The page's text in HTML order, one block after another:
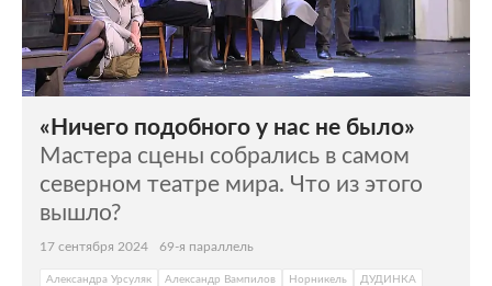
«Ничего подобного у нас не было»
Мастера сцены собрались в самом
северном театре мира. Что из этого
вышло?
17 сентября 2024 69-я параллель
Александра Урсуляк Александр Вампилов Норникель
ДУДИНКА